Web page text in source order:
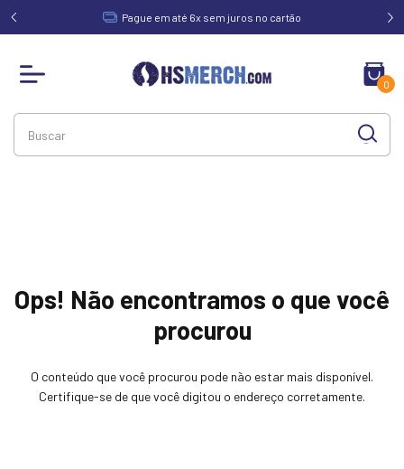
de Pague em até 6x sem juros no cartão
0
Ops! Não encontramos o que você
procurou
O conteúdo que você procurou pode não estar mais disponível.
Certifique-se de que você digitou o endereço corretamente.